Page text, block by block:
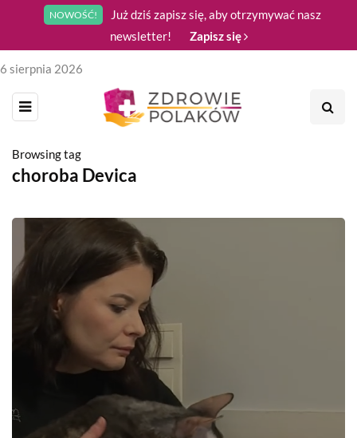
NOWOŚĆ!
Już dziś zapisz się, aby otrzymywać nasz
newsletter!
Zapisz się
6 sierpnia 2026
Browsing tag
choroba Devica